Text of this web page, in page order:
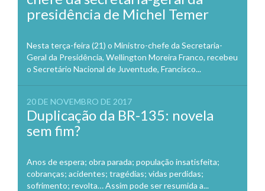
presidência de Michel Temer
Nesta terça-feira (21) o Ministro-chefe da Secretaria-
Geral da Presidência, Wellington Moreira Franco, recebeu
o Secretário Nacional de Juventude, Francisco...
20 DE NOVEMBRO DE 2017
Duplicação da BR-135: novela
sem fim?
Anos de espera; obra parada; população insatisfeita;
cobranças; acidentes; tragédias; vidas perdidas;
sofrimento; revolta… Assim pode ser resumida a...